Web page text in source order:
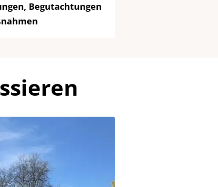
Begutachtungen